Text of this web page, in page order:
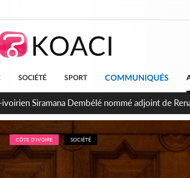
SOCIÉTÉ SPORT COMMUNIQUÉS
neutralisés, le Mindef dément les rumeurs
CÔTE D'IVOIRE SOCIÉTÉ